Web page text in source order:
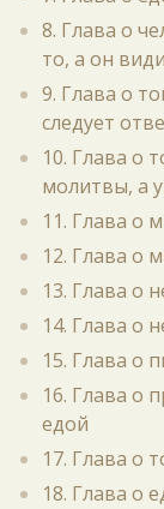
8. Глава о
то, а он
9. Глава о
следует
10. Глава о
молитвы, а
11. Глава о
12. Глава о
13. Глава о
14. Глава о
15. Глава о
16. Глава о
едой
17. Глава о
18. Глава о